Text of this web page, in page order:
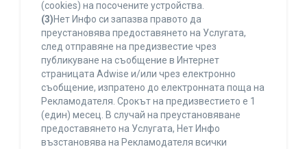
(cookies) на посочените устройства.
(3)Нет Инфо си запазва правото да
преустановява предоставянето на Услугата,
след отправяне на предизвестие чрез
публикуване на съобщение в Интернет
страницата Adwise и/или чрез електронно
съобщение, изпратено до електронната поща на
Рекламодателя. Срокът на предизвестието е 1
(един) месец. В случай на преустановяване
предоставянето на Услугата, Нет Инфо
възстановява на Рекламодателя всички